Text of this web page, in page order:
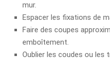
mur.
Espacer les fixations de
Faire des coupes
emboîtement.
Oublier les coudes ou les